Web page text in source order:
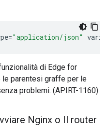
="application/json"
di Edge for
le parentesi graffe per le
problemi. (APIRT-1160)
Nginx o Il router